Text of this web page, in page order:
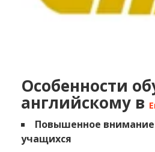
Особенности
английскому в
Повышенное внимание
учащихся